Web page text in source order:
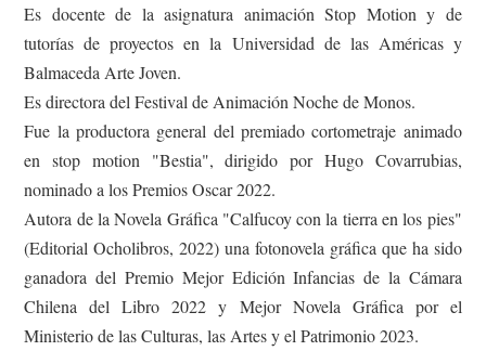
Es docente de la asignatura animación Stop Motion y de
tutorías de proyectos en la Universidad de las Américas y
Balmaceda Arte Joven.
Es directora del Festival de Animación Noche de Monos.
Fue la productora general del premiado cortometraje animado
en stop motion "Bestia", dirigido por Hugo Covarrubias,
nominado a los Premios Oscar 2022.
Autora de la Novela Gráfica "Calfucoy con la tierra en los pies"
(Editorial Ocholibros, 2022) una fotonovela gráfica que ha sido
ganadora del Premio Mejor Edición Infancias de la Cámara
Chilena del Libro 2022 y Mejor Novela Gráfica por el
Ministerio de las Culturas, las Artes y el Patrimonio 2023.